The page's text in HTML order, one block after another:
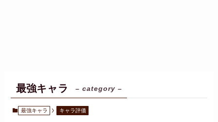
最強キャラ – category –
最強キャラ キャラ評価